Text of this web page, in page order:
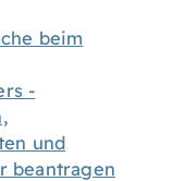
beim
-
und
beantragen